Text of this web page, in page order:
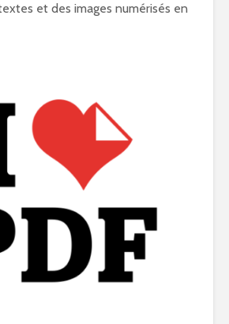
et des images numérisés en